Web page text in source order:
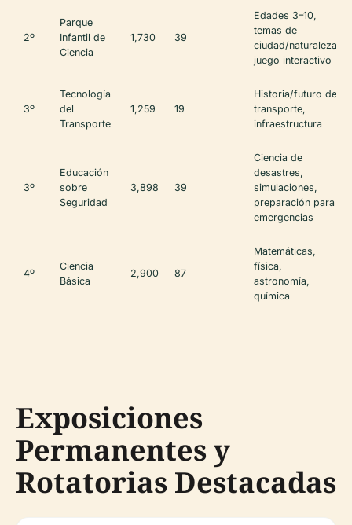
2º
Parque
Infantil de
Ciencia
1,730 39
Edades 3–10,
temas de
ciudad/naturaleza,
juego interactivo
3º
Tecnología
del
Transporte
1,259 19
Historia/futuro del
transporte,
infraestructura
3º
Educación
sobre
Seguridad
3,898 39
Ciencia de
desastres,
simulaciones,
preparación para
emergencias
4º
Ciencia
Básica
2,900 87
Matemáticas,
física,
astronomía,
química
Exposiciones
Permanentes y
Rotatorias Destacadas